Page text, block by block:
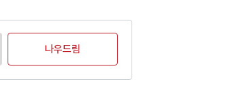
나우드림